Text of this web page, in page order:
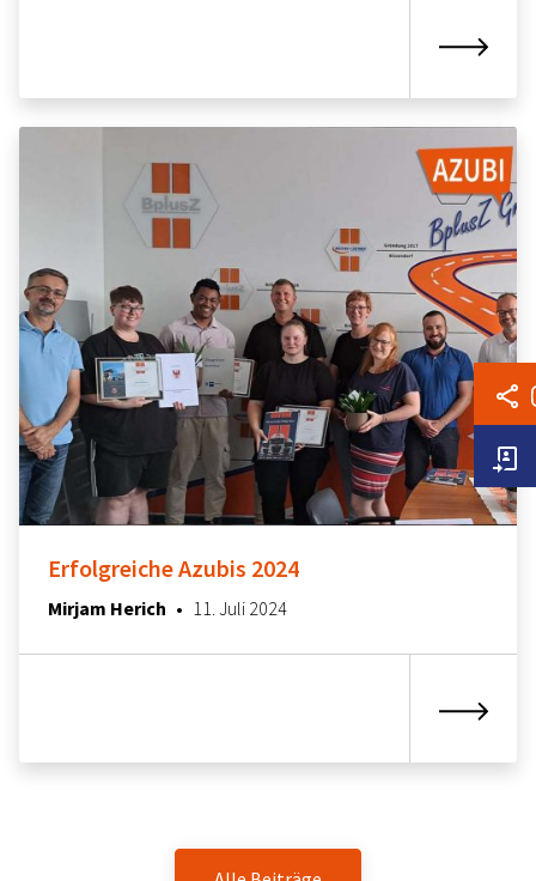
Erfolgreiche Azubis 2024
Mirjam Herich • 11. Juli 202424. Juli 2024